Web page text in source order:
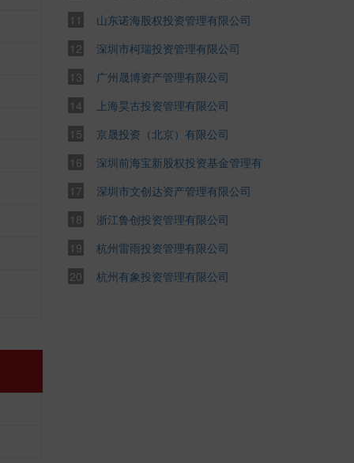
伙）
山东诺海股权投资管理有限公司
深圳市柯瑞投资管理有限公司
广州晟博资产管理有限公司
上海昊古投资管理有限公司
京晟投资（北京）有限公司
深圳前海宝新股权投资基金管理有
限公司
深圳市文创达资产管理有限公司
浙江鲁创投资管理有限公司
杭州雷雨投资管理有限公司
杭州有象投资管理有限公司